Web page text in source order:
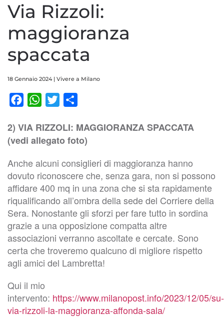
Via Rizzoli:
maggioranza
spaccata
18 Gennaio 2024| Vivere a Milano
FacebookWhatsApp
Twitter
2) VIA RIZZOLI: MAGGIORANZA SPACCATA
(vedi allegato foto)
Anche alcuni consiglieri di maggioranza hanno
dovuto riconoscere che, senza gara, non si possono
affidare 400 mq in una zona che si sta rapidamente
riqualificando all’ombra della sede del Corriere della
Sera. Nonostante gli sforzi per fare tutto in sordina
grazie a una opposizione compatta altre
associazioni verranno ascoltate e cercate. Sono
certa che troveremo qualcuno di migliore rispetto
agli amici del Lambretta!
Qui il mio
intervento: https://www.milanopost.info/2023/12/05/su-
via-rizzoli-la-maggioranza-affonda-sala/